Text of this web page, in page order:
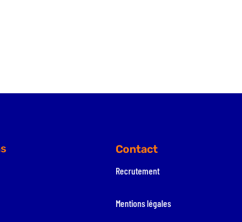
Contact
Recrutement
Mentions légales